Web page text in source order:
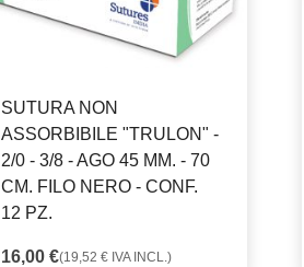
SUTURA NON
ASSORBIBILE "TRULON" -
2/0 - 3/8 - AGO 45 MM. - 70
CM. FILO NERO - CONF.
12 PZ.
16,00 €(19,52 € IVA INCL.)